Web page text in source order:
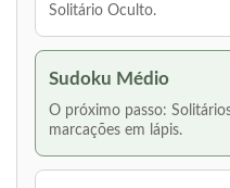
Solitário Oculto.
Sudoku Médio
O próximo passo:
marcações em lápis.